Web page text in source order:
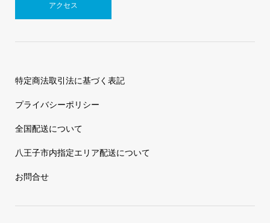
アクセス
特定商法取引法に基づく表記
プライバシーポリシー
全国配送について
八王子市内指定エリア配送について
お問合せ